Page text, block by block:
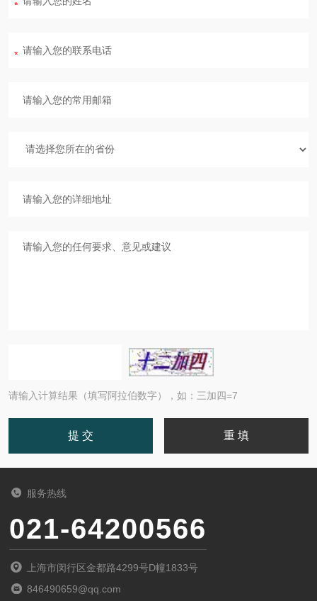
请输入计算结果（填写阿拉伯数字），如：三加四=7
服务热线
021-64200566
上海市闵行区金都路4299号D幢1833号
846490659@qq.com